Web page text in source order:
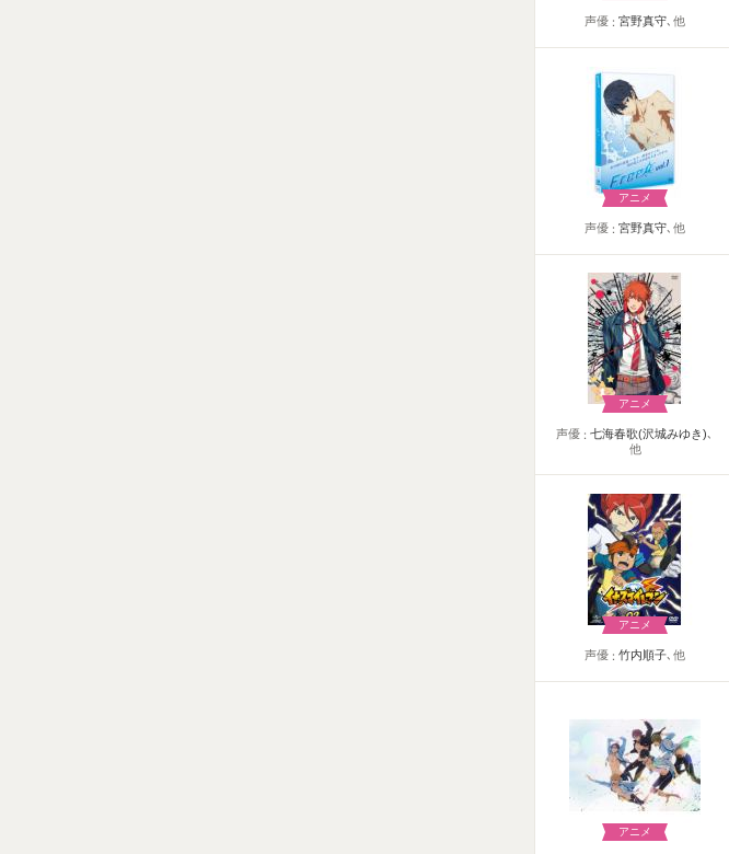
声優 宮野真守､他
アニメ
声優 宮野真守､他
アニメ
声優 七海春歌(沢城みゆき)､
他
アニメ
声優 竹内順子､他
アニメ